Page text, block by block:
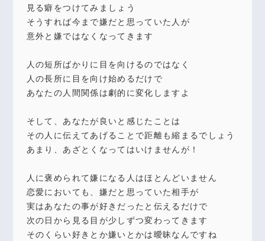
見る癖をつけてみましょう
そうすれば今まで嫌だと思っていた人が
意外と嫌ではなくなってきます
人の短所ばかりに目を向けるのではなく
人の長所に目を向け始めるだけで
あなたの人間関係は劇的に変化しますよ
そして、あなたが良いと感じたことは
その人に伝えてあげることで距離も縮まるでしょう
あまり、あざとくなってはいけませんが！
人に褒められて嫌になる人はほとんどいません
恋愛においても、嫌だと思っていた相手が
実はあなたの事が好きだったと伝えるだけで
次の日から見る目が少しずつ変わってきます
そのくらい好きとか嫌いとかは曖昧なんですね